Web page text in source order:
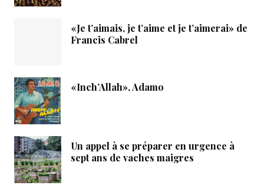
«Je t’aimais, je t’aime et je t’aimerai» de
Francis Cabrel
«Inch’Allah», Adamo
Un appel à se préparer en urgence à
sept ans de vaches maigres